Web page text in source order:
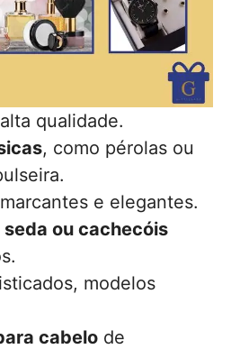
qualidade.
, como pérolas ou
marcantes e elegantes.
seda ou cachecóis
modelos
cabelo de